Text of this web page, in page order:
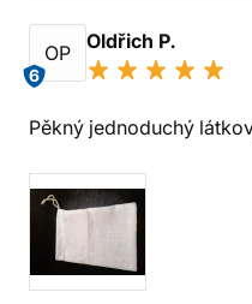
OP
6
Oldřich P.
Pěkný jednoduchý